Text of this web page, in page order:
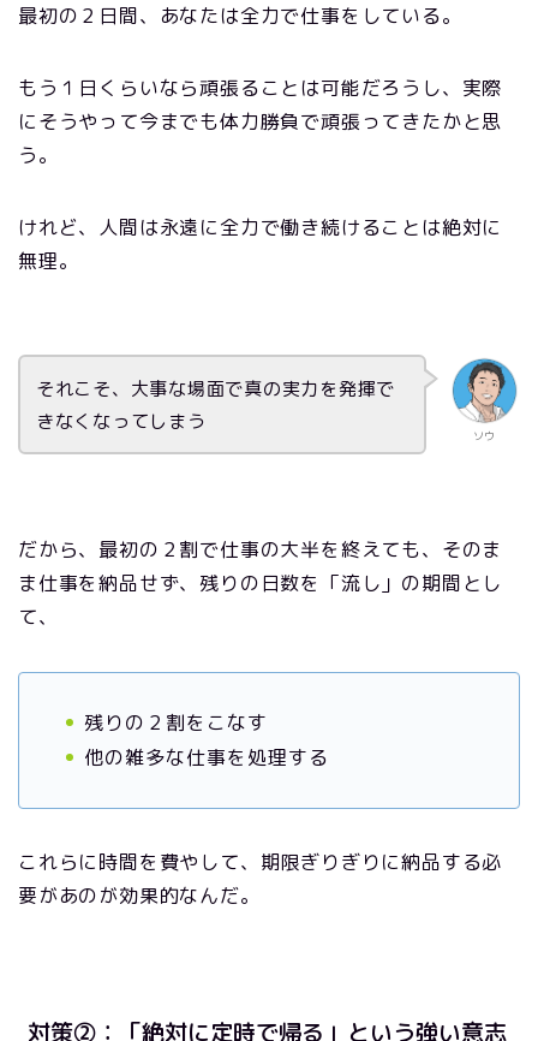
最初の２日間、あなたは全力で仕事をしている。
もう１日くらいなら頑張ることは可能だろうし、実際
にそうやって今までも体力勝負で頑張ってきたかと思
う。
けれど、人間は永遠に全力で働き続けることは絶対に
無理。
ソウ
それこそ、大事な場面で真の実力を発揮で
きなくなってしまう
だから、最初の２割で仕事の大半を終えても、そのま
ま仕事を納品せず、残りの日数を「流し」の期間とし
て、
残りの２割をこなす
他の雑多な仕事を処理する
これらに時間を費やして、期限ぎりぎりに納品する必
要があのが効果的なんだ。
対策②：「絶対に定時で帰る」という強い意志